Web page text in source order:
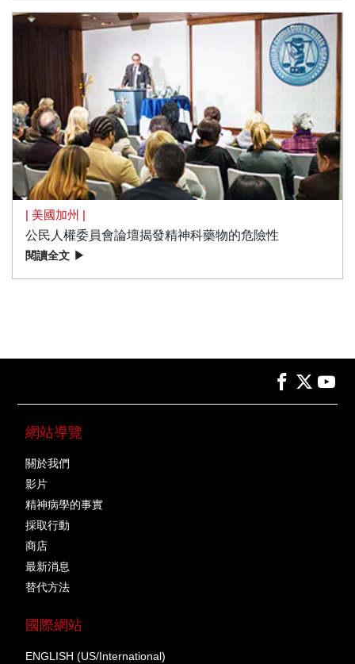
| 美國加州 |
公民人權委員會論壇揭發精神科藥物的危險性
閱讀全文 ▶
網站導覽
關於我們
影片
精神病學的事實
採取行動
商店
最新消息
替代方法
國際網站
ENGLISH (US/International)